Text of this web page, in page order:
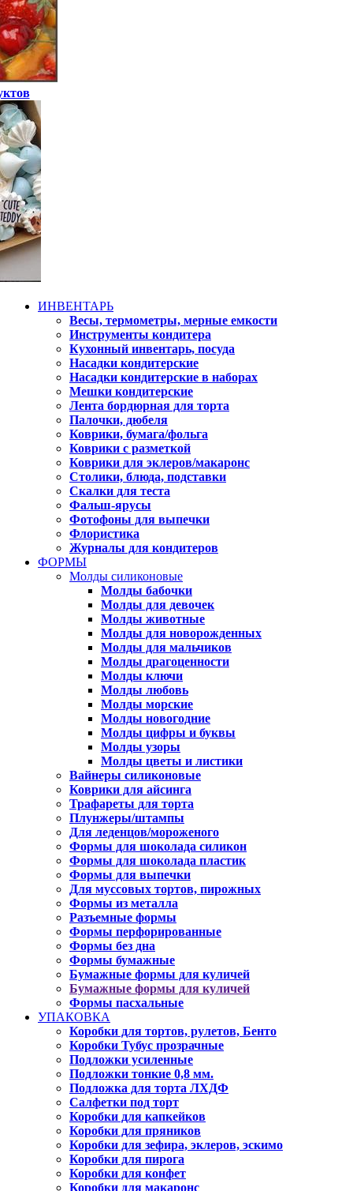
ИНВЕНТАРЬ
Весы, термометры, мерные емкости
Инструменты кондитера
Кухонный инвентарь, посуда
Насадки кондитерские
Насадки кондитерские в наборах
Мешки кондитерские
Лента бордюрная для торта
Палочки, дюбеля
Коврики, бумага/фольга
Коврики с разметкой
Коврики для эклеров/макаронс
Столики, блюда, подставки
Скалки для теста
Фальш-ярусы
Фотофоны для выпечки
Флористика
Журналы для кондитеров
ФОРМЫ
Молды силиконовые
Молды бабочки
Молды для девочек
Молды животные
Молды для новорожденных
Молды для мальчиков
Молды драгоценности
Молды ключи
Молды любовь
Молды морские
Молды новогодние
Молды цифры и буквы
Молды узоры
Молды цветы и листики
Вайнеры силиконовые
Коврики для айсинга
Трафареты для торта
Плунжеры/штампы
Для леденцов/мороженого
Формы для шоколада силикон
Формы для шоколада пластик
Формы для выпечки
Для муссовых тортов, пирожных
Формы из металла
Разъемные формы
Формы перфорированные
Формы без дна
Формы бумажные
Бумажные формы для куличей
Бумажные формы для куличей
Формы пасхальные
УПАКОВКА
Коробки для тортов, рулетов, Бенто
Коробки Тубус прозрачные
Подложки усиленные
Подложки тонкие 0,8 мм.
Подложка для торта ЛХДФ
Салфетки под торт
Коробки для капкейков
Коробки для пряников
Коробки для зефира, эклеров, эскимо
Коробки для пирога
Коробки для конфет
Коробки для макаронс